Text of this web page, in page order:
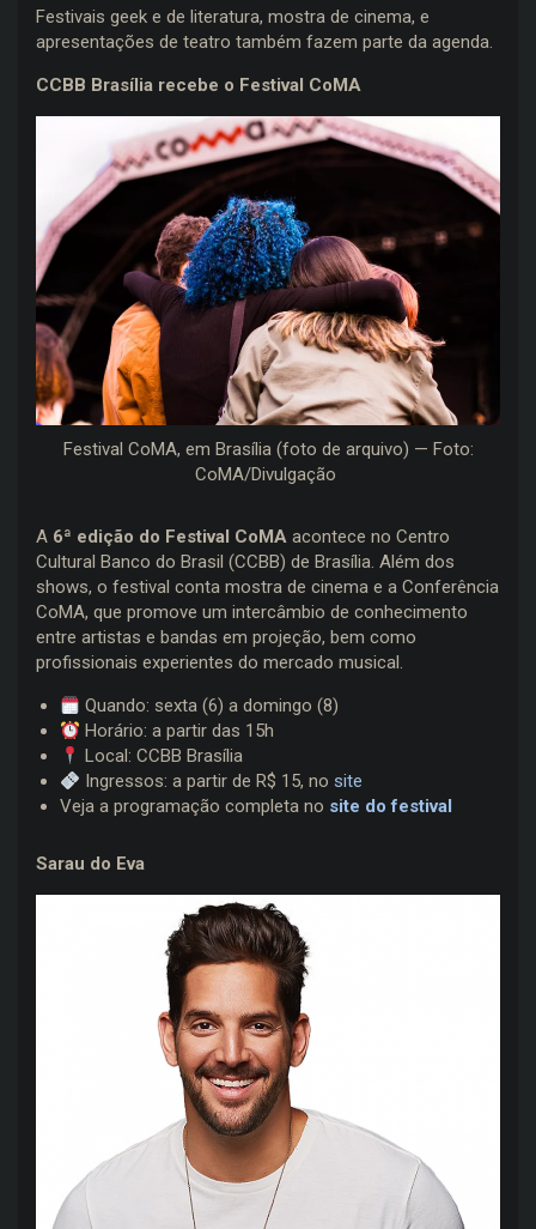
Festivais geek e de literatura, mostra de cinema, e
apresentações de teatro também fazem parte da agenda.
CCBB Brasília recebe o Festival CoMA
Festival CoMA, em Brasília (foto de arquivo) — Foto:
CoMA/Divulgação
A 6ª edição do Festival CoMA acontece no Centro
Cultural Banco do Brasil (CCBB) de Brasília. Além dos
shows, o festival conta mostra de cinema e a Conferência
CoMA, que promove um intercâmbio de conhecimento
entre artistas e bandas em projeção, bem como
profissionais experientes do mercado musical.
Quando: sexta (6) a domingo (8)
Horário: a partir das 15h
Local: CCBB Brasília
Ingressos: a partir de R$ 15, nosite
Veja a programação completa no site do festival
Sarau do Eva